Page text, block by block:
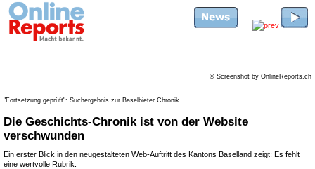
© Screenshot by OnlineReports.ch
"Fortsetzung geprüft": Suchergebnis zur Baselbieter Chronik.
Die Geschichts-Chronik ist von der Website
verschwunden
Ein erster Blick in den neugestalteten Web-Auftritt des Kantons Baselland zeigt: Es fehlt
eine wertvolle Rubrik.